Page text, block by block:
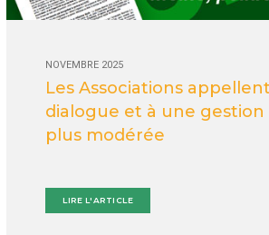
NOVEMBRE 2025
Les Associations appellent
dialogue et à une gestion
plus modérée
LIRE L'ARTICLE